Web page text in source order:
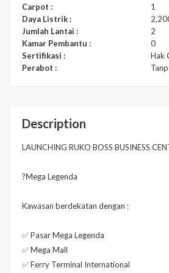
Carpot :
1
Daya Listrik :
Jumlah Lantai :
2
Kamar Pembantu :
0
Sertifikasi :
Hak
Perabot :
Description
LAUNCHING RUKO BOSS BUSINESS
?Mega Legenda
Kawasan berdekatan dengan :
✅ Pasar Mega Legenda
✅ Mega Mall
✅ Ferry Terminal International